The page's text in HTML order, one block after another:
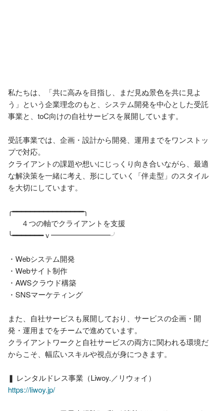
私たちは、「共に高みを目指し、まだ見ぬ景色を共に見よ
う」という企業理念のもと、システム開発を中心とした受託
事業と、toC向けの自社サービスを展開しています。
受託事業では、企画・設計から開発、運用までをワンストッ
プで対応。
クライアントの課題や想いにじっくり向き合いながら、最適
な解決策を一緒に考え、形にしていく「伴走型」のスタイル
を大切にしています。
╭━━━━━━━━━━━━━━━━╮
４つの軸でクライアントを支援
╰━━━━━━━ｖ━━━━━━━━╯
・Webシステム開発
・Webサイト制作
・AWSクラウド構築
・SNSマーケティング
また、自社サービスも展開しており、サービスの企画・開
発・運用までをチームで進めています。
クライアントワークと自社サービスの両方に関われる環境だ
からこそ、幅広いスキルや視点が身につきます。
https://liwoy.jp/